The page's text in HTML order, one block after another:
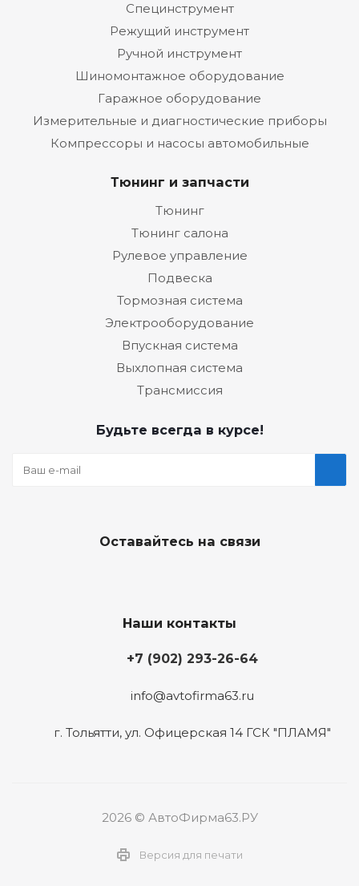
Специнструмент
Режущий инструмент
Ручной инструмент
Шиномонтажное оборудование
Гаражное оборудование
Измерительные и диагностические приборы
Компрессоры и насосы автомобильные
Тюнинг и запчасти
Тюнинг
Тюнинг салона
Рулевое управление
Подвеска
Тормозная система
Электрооборудование
Впускная система
Выхлопная система
Трансмиссия
Будьте всегда в курсе!
Оставайтесь на связи
Наши контакты
+7 (902) 293-26-64
info@avtofirma63.ru
г. Тольятти, ул. Офицерская 14 ГСК "ПЛАМЯ"
2026 © АвтоФирма63.РУ
Версия для печати